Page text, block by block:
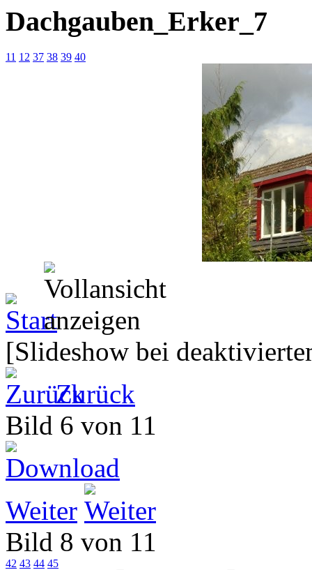
Dachgauben_Erker_7
11 12 37 38 39 40
[Slideshow bei
Zurück
Bild 6 von 11
Weiter
Bild 8 von 11
42 43 44 45